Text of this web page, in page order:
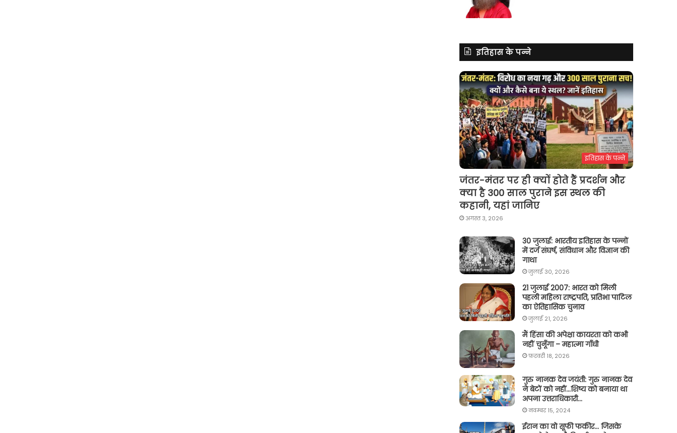
इतिहास के पन्ने
इतिहास के पन्ने
जंतर-मंतर पर ही क्यों होते हैं प्रदर्शन और
क्या है 300 साल पुराने इस स्थल की
कहानी, यहां जानिए
अगस्त 3, 2026
30 जुलाई: भारतीय इतिहास के पन्नों
में दर्ज संघर्ष, संविधान और विज्ञान की
गाथा
जुलाई 30, 2026
21 जुलाई 2007: भारत को मिली
पहली महिला राष्ट्रपति, प्रतिभा पाटिल
का ऐतिहासिक चुनाव
जुलाई 21, 2026
मैं हिंसा की अपेक्षा कायरता को कभी
नहीं चुनूँगा – महात्मा गाँधी
फ़रवरी 18, 2026
गुरु नानक देव जयंती: गुरु नानक देव
ने बेटों को नहीं…शिष्य को बनाया था
अपना उत्तराधिकारी…
नवम्बर 15, 2024
ईरान का वो सूफी फकीर… जिसके